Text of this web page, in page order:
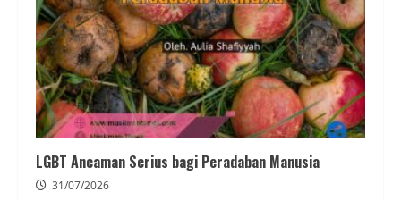
LGBT Ancaman Serius bagi Peradaban Manusia
31/07/2026